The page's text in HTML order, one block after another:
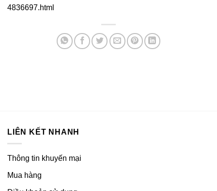
4836697.html
LIÊN KẾT NHANH
Thông tin khuyến mại
Mua hàng